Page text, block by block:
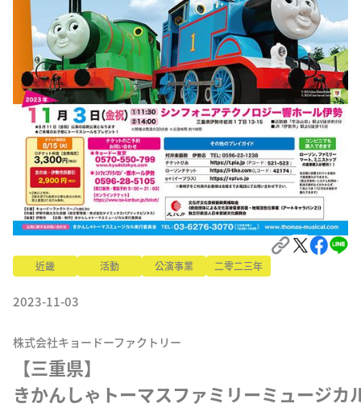
近畿 活動 公演事業 二零二三年
2023-11-03
株式会社キョードーファクトリー
【三重県】
きかんしゃトーマスファミリーミュージカ